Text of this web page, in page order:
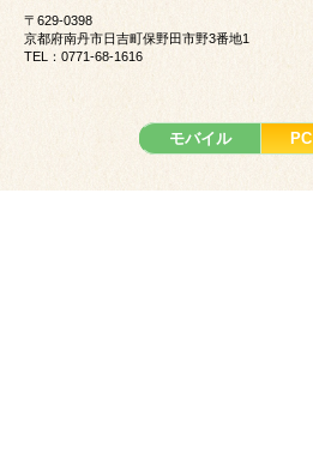
〒629-0398
京都府南丹市日吉町保野田市野3番地1
TEL：0771-68-1616
モバイル PC